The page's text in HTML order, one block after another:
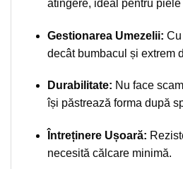
atingere, ideal pentru
Gestionarea Umezelii:
decât bumbacul și extrem
Durabilitate: Nu face
își păstrează forma după
Întreținere Ușoară:
necesită călcare minimă.